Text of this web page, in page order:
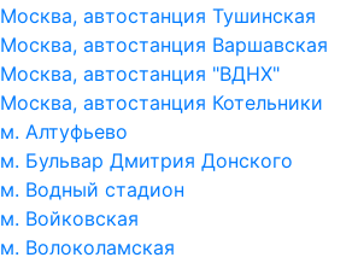
Москва, автостанция Тушинская
Москва, автостанция Варшавская
Москва, автостанция "ВДНХ"
Москва, автостанция Котельники
м. Алтуфьево
м. Бульвар Дмитрия Донского
м. Водный стадион
м. Войковская
м. Волоколамская